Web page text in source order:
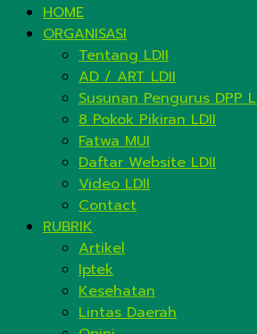
HOME
ORGANISASI
Tentang LDII
AD / ART LDII
Susunan Pengurus DPP
8 Pokok Pikiran LDII
Fatwa MUI
Daftar Website LDII
Video LDII
Contact
RUBRIK
Artikel
Iptek
Kesehatan
Lintas Daerah